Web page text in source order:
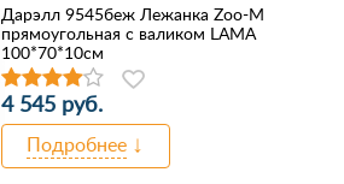
Дарэлл 9545беж Лежанка Zоо-М
прямоугольная с валиком LAMA
100*70*10см
4 545 руб.
Подробнее